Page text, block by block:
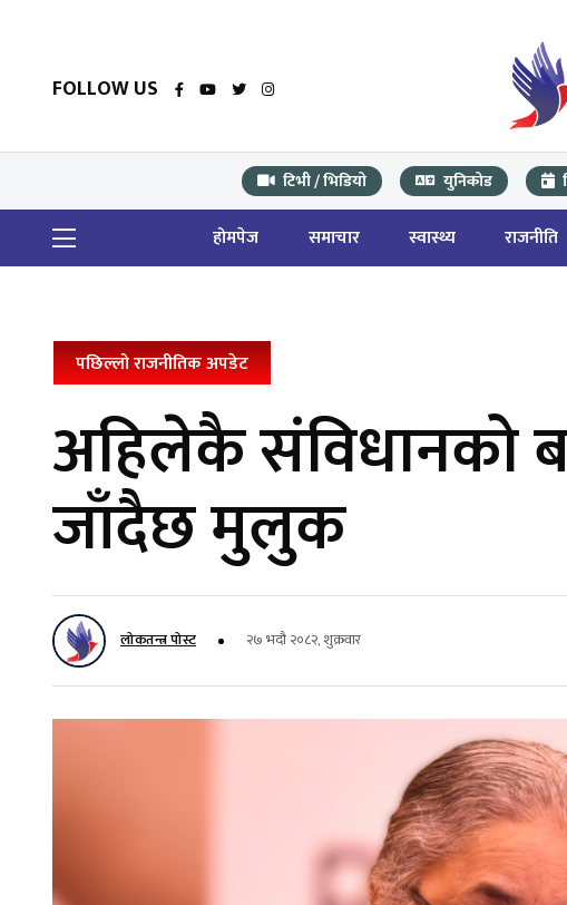
FOLLOW US
टिभी / भिडियो युनिकोड
होमपेज समाचार स्वास्थ्य राजनीति
पछिल्लो राजनीतिक अपडेट
अहिलेकै संविधानको
जाँदैछ मुलुक
लोकतन्त्र पोस्ट २७ भदौ २०८२, शुक्रवार